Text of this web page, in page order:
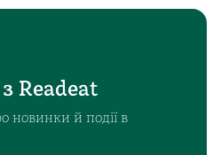
Readeat
новинки й події в